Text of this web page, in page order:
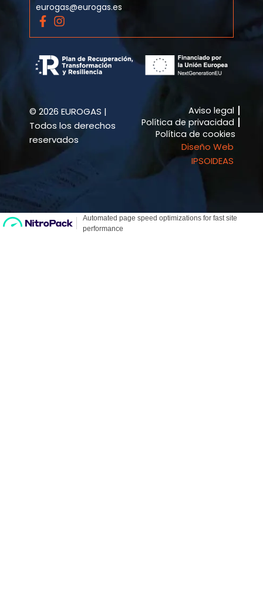
eurogas@eurogas.es
F
a
c
e
b
o
-
f
I
n
s
t
a
g
m
© 2026 EUROGAS |
Todos los derechos
reservados
Aviso legal
Política de privacidad
Política de cookies
Diseño Web
IPSOIDEAS